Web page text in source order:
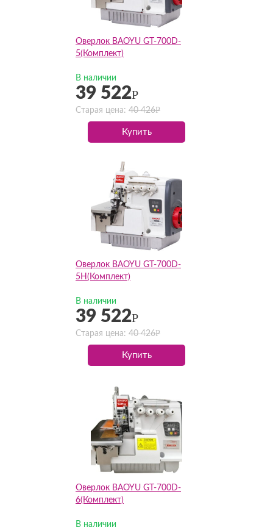
Оверлок BAOYU GT-700D-
5(Комплект)
В наличии
39 522Р
Старая цена: 40 426Р
Купить
Оверлок BAOYU GT-700D-
5H(Комплект)
В наличии
39 522Р
Старая цена: 40 426Р
Купить
Оверлок BAOYU GT-700D-
6(Комплект)
В наличии